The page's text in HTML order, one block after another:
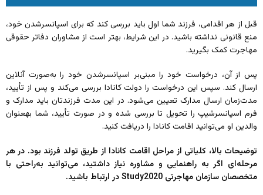
قبل از هر اقدامی، فرزند شما اول باید بررسی کند که برای اسپانسرشدن خود،
منع قانونی نداشته باشید. در این شرایط، بهتر است از مشاوران دفاتر حقوقی
مهاجرت کمک بگیرید.
پس از آن، درخواست خود را مبنی‌بر اسپانسرشدن خود را به‌صورت آنلاین
ارسال کند. سپس این درخواست را دولت کانادا بررسی می‌کند و پس از تأیید،
مدت‌زمان ارسال مدارک تعیین می‌شود. در این مدت فرزندتان باید مدارک و
فرم اسپانسرشیپ را تحویل تا بررسی شده و در صورت تأیید، شما به‎عنوان
والدین او می‌توانید اقامت کانادا را دریافت کنید.
توضیحات بالا، کلیاتی از مراحل اقامت کانادا از طریق تولد فرزند بود. در هر
مرحله‌ای اگر به راهنمایی و مشاوره نیاز داشتید، می‌توانید به‌راحتی با
متخصصان سازمان مهاجرتی Study2020 در ارتباط باشید.